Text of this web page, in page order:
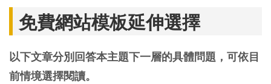
免費網站模板延伸選擇
以下文章分別回答本主題下一層的具體問題，可依目
前情境選擇閱讀。